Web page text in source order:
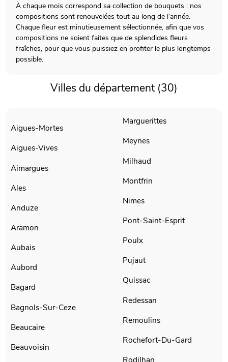
À chaque mois correspond sa collection de bouquets : nos
compositions sont renouvelées tout au long de l’année.
Chaque fleur est minutieusement sélectionnée, afin que vos
compositions ne soient faites que de splendides fleurs
fraîches, pour que vous puissiez en profiter le plus longtemps
possible.
Villes du département (30)
Aigues-Mortes
Aigues-Vives
Aimargues
Ales
Anduze
Aramon
Aubais
Aubord
Bagard
Bagnols-Sur-Ceze
Beaucaire
Beauvoisin
Marguerittes
Meynes
Milhaud
Montfrin
Nimes
Pont-Saint-Esprit
Poulx
Pujaut
Quissac
Redessan
Remoulins
Rochefort-Du-Gard
Rodilhan